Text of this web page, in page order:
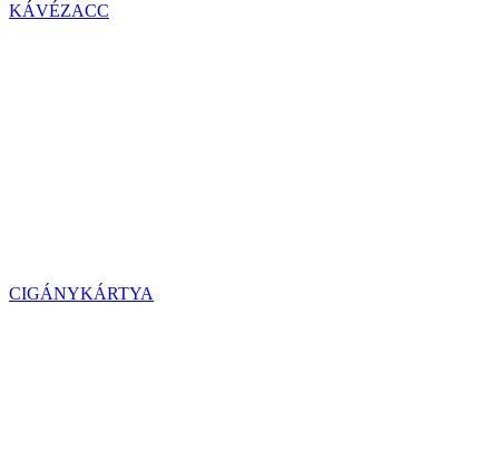
KÁVÉZACC
CIGÁNYKÁRTYA